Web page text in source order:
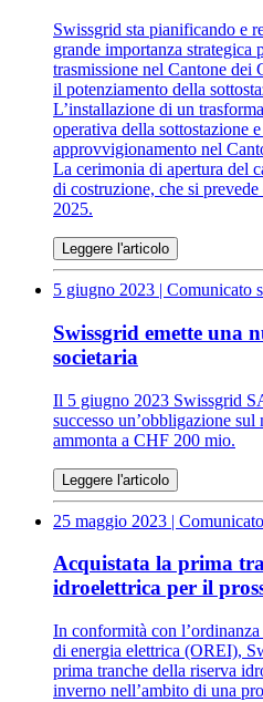
Swissgrid sta pianificando e
grande importanza strategica
trasmissione nel Cantone
il potenziamento della
L’installazione di un
operativa della sottostazione
approvvigionamento nel
La cerimonia di apertura del
di costruzione, che si
2025.
Leggere l'articolo
5 giugno 2023 | Comunicato
Swissgrid emette una
societaria
Il 5 giugno 2023 Swissgrid
successo un’obbligazione
ammonta a CHF 200 mio.
Leggere l'articolo
25 maggio 2023 |
Acquistata la prima
idroelettrica per il
In conformità con
di energia elettrica (OREI),
prima tranche della riserva
inverno nell’ambito di una